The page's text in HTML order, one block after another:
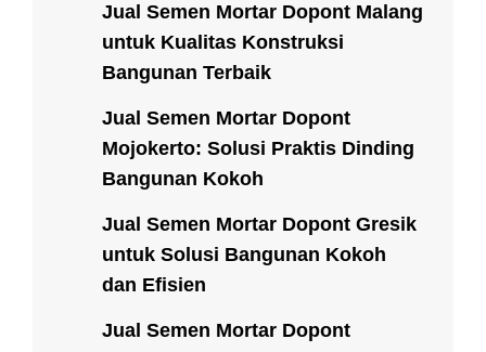
Jual Semen Mortar Dopont Malang
untuk Kualitas Konstruksi
Bangunan Terbaik
Jual Semen Mortar Dopont
Mojokerto: Solusi Praktis Dinding
Bangunan Kokoh
Jual Semen Mortar Dopont Gresik
untuk Solusi Bangunan Kokoh
dan Efisien
Jual Semen Mortar Dopont